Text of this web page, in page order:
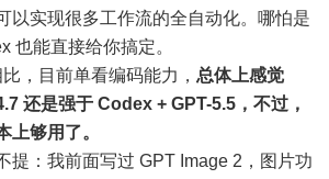
以实现很多工作流的全自动化。哪怕是
也能直接给你搞定。
，目前单看编码能力， 总体上感觉
还是强于 Codex + GPT-5.5，不过，
上够用了。
提：我前面写过 GPT Image 2，图片功